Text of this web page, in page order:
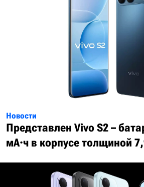
Новости
Представлен Vivo S2 –
мА·ч в корпусе толщиной